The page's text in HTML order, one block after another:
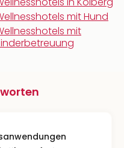
mit Hund
mit